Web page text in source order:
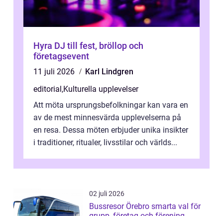
Hyra DJ till fest, bröllop och
företagsevent
11 juli 2026
Karl Lindgren
editorial,Kulturella upplevelser
Att möta ursprungsbefolkningar kan vara en
av de mest minnesvärda upplevelserna på
en resa. Dessa möten erbjuder unika insikter
i traditioner, ritualer, livsstilar och världs...
02 juli 2026
Bussresor Örebro smarta val för